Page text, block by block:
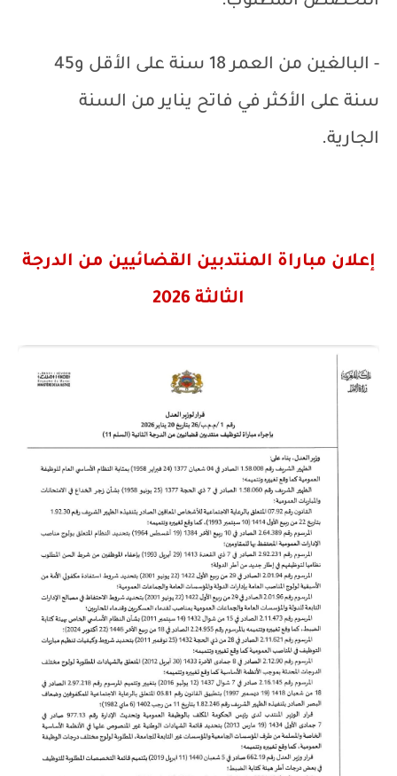
- البالغين من العمر 18 سنة على الأقل و45
سنة على الأكثر في فاتح يناير من السنة
الجارية.
إعلان مباراة المنتدبين القضائيين من الدرجة
الثالثة 2026